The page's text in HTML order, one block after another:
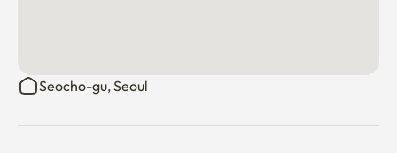
Seocho-gu, Seoul